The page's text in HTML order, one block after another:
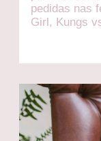
pedidas nas
Girl, Kungs